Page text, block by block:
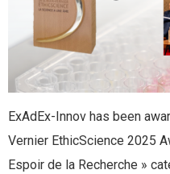
ExAdEx-Innov has been
Vernier EthicScience 2025
Espoir de la Recherche »